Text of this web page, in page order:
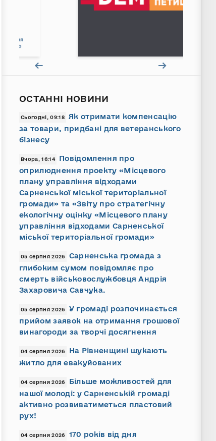
ОСТАННІ НОВИНИ
Сьогодні, 09:18
Як отримати компенсацію
за товари, придбані для ветеранського
бізнесу
Вчора, 16:14
Повідомлення про
оприлюднення проекту «Місцевого
плану управління відходами
Сарненської міської територіальної
громади» та «Звіту про стратегічну
екологічну оцінку «Місцевого плану
управління відходами Сарненської
міської територіальної громади»
05 серпня 2026
Сарненська громада з
глибоким сумом повідомляє про
смерть військовослужбовця Андрія
Захаровича Савчука.
05 серпня 2026
У громаді розпочинається
прийом заявок на отримання грошової
винагороди за творчі досягнення
04 серпня 2026
На Рівненщині шукають
житло для евакуйованих
04 серпня 2026
Більше можливостей для
нашої молоді: у Сарненській громаді
активно розвиватиметься пластовий
рух!
04 серпня 2026
170 років від дня